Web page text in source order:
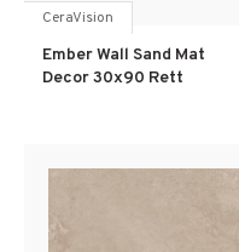
CeraVision
Ember Wall Sand Mat
Decor 30x90 Rett